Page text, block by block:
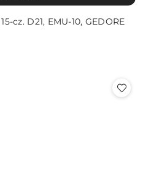
cz. D21, EMU-10, GEDORE